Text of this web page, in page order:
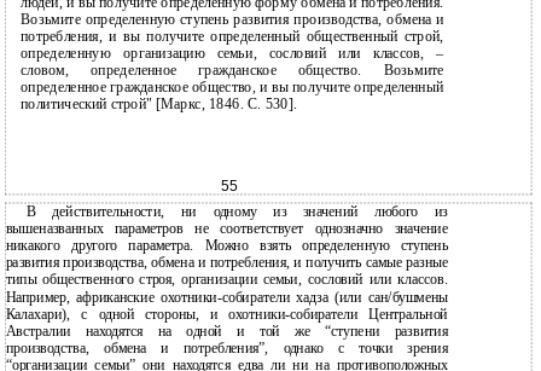
Возьмите определенную ступень развития производства, обмена и
потребления, и вы получите определенный общественный строй,
определенную организацию семьи, сословий или классов, –
словом, определенное гражданское общество. Возьмите
определенное гражданское общество, и вы получите определенный
политический строй" [Маркс, 1846. С. 530].
55
В действительности, ни одному из значений любого из
вышеназванных параметров не соответствует однозначно значение
никакого другого параметра. Можно взять определенную ступень
развития производства, обмена и потребления, и получить самые разные
типы общественного строя, организации семьи, сословий или классов.
Например, африканские охотники-собиратели хадза (или сан/бушмены
Калахари), с одной стороны, и охотники-собиратели Центральной
Австралии находятся на одной и той же “ступени развития
производства, обмена и потребления”, однако с точки зрения
“организации семьи” они находятся едва ли ни на противоположных